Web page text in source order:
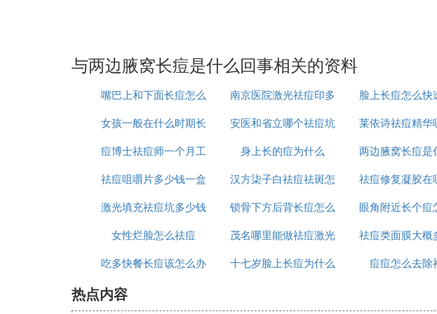
时时让我们有不适感的一种现象。
不管是不太健康的生活习惯或者是饮食习惯，都有可能导致肌
小疙瘩也有可能长在我们的腋窝处。穿衣服的时候不小心碰到
想要解决这样的困扰我们首先要做的事就是要经常洗澡，保持
其他日常活动之后，皮肤立即会分泌大量的汗液，针对这样的
但是这个方法是比较适合在夏天使用的，如果是在冬天我们穿
之后回到家里面，穿上宽松的睡衣，这时候再进行涂抹。
我们可以通过定期除毛的方式，修剪腋窝处的毛发来缓解以上的
毛发旺盛的时候，如果生活作息习惯不太健康，或者是饮食状
具，或者是到专业的皮肤护理店进行除毛的步骤，从而让腋窝
腋窝长小疙瘩怎么办如何有效预防它的出现2
与两边腋窝长痘是什么回事相关的资料
嘴巴上和下面长痘怎么
治
南京医院激光祛痘印多
少钱
脸上长痘怎么快
女孩一般在什么时期长
痘
安医和省立哪个祛痘坑
痘印好
莱依诗祛痘精华
痘博士祛痘师一个月工
资多少
身上长的痘为什么
两边腋窝长痘是
事
祛痘咀嚼片多少钱一盒
汉方柒子白祛痘祛斑怎
么样
祛痘修复凝胶在
骤使用
激光填充祛痘坑多少钱
锁骨下方后背长痘怎么
消除
眼角附近长个痘
理
女性烂脸怎么祛痘 茂名哪里能做祛痘激光
祛痘类面膜大概
间用一次
吃多快餐长痘该怎么办
十七岁脸上长痘为什么 痘痘怎么去除
热点内容